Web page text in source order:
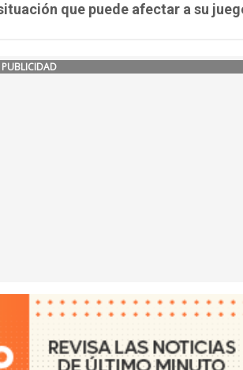
que puede afectar a su
PUBLICIDAD